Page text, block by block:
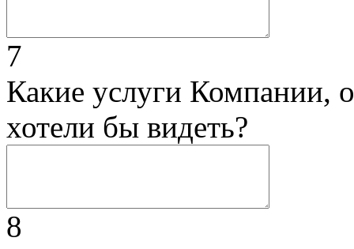
7
Какие услуги Компании,
хотели бы видеть?
8